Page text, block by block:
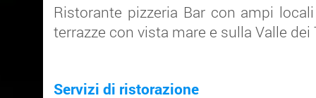
Ristorante pizzeria Bar con ampi
terrazze con vista mare e sulla Valle dei
Servizi di ristorazione